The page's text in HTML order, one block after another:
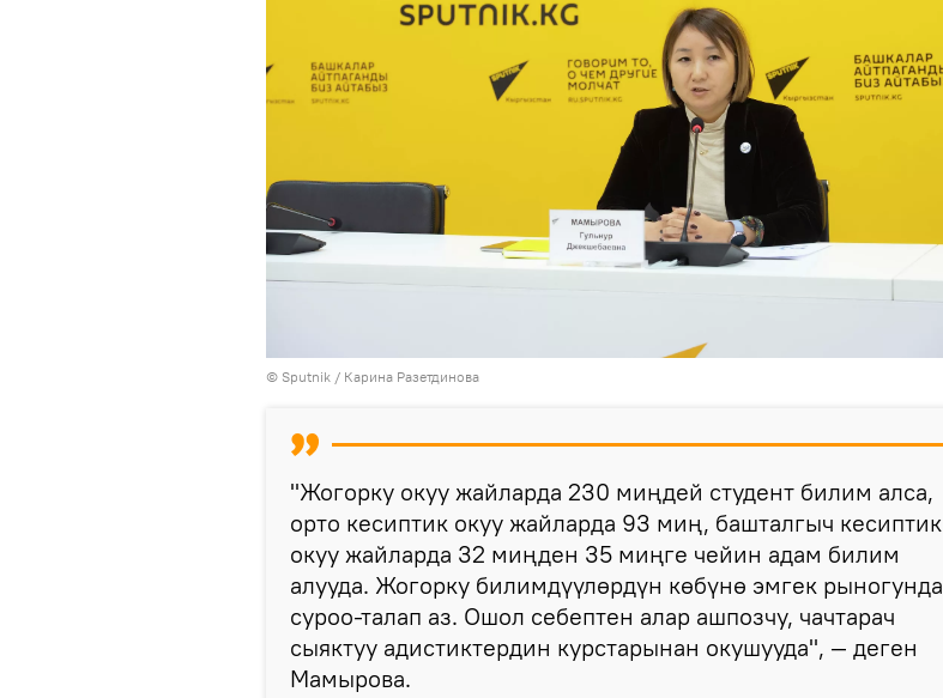
© Sputnik / Карина Разетдинова
"Жогорку окуу жайларда 230 миңдей студент билим алса,
орто кесиптик окуу жайларда 93 миң, башталгыч кесиптик
окуу жайларда 32 миңден 35 миңге чейин адам билим
алууда. Жогорку билимдүүлөрдүн көбүнө эмгек рыногунда
суроо-талап аз. Ошол себептен алар ашпозчу, чачтарач
сыяктуу адистиктердин курстарынан окушууда", — деген
Мамырова.